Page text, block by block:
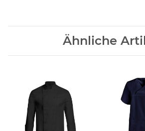
Ähnliche